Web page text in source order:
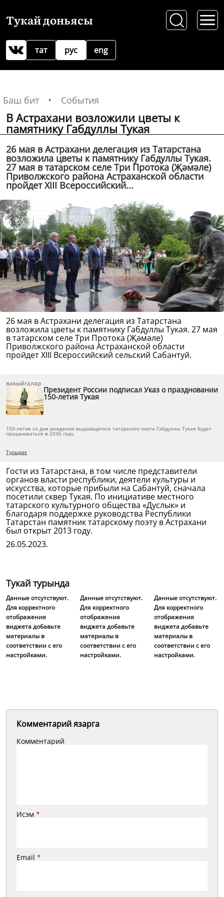
Тукай доньясы
рус
тат eng
Баш бит События
В Астрахани возложили цветы к
памятнику Габдуллы Тукая
26 мая в Астрахани делегация из Татарстана
возложила цветы к памятнику Габдуллы Тукая.
27 мая в татарском селе Три Протока (Җәмәле)
Приволжского района Астраханской области
пройдет XIII Всероссийский...
26 мая в Астрахани делегация из Татарстана
возложила цветы к памятнику Габдуллы Тукая. 27 мая
в татарском селе Три Протока (Җәмәле)
Приволжского района Астраханской области
пройдет XIII Всероссийский сельский Сабантуй.
вакыйгалар
Президент России подписал Указ о праздновании
150-летия Тукая
150-летие со дня рождения выдающегося татарского поэта Габдуллы Тукая будет
праздноваться в 2036 году.
Тулырак
Гости из Татарстана, в том числе представители
органов власти республики, деятели культуры и
искусства, которые прибыли на Сабантуй, сначала
посетили сквер Тукая. По инициативе местного
татарского культурного общества «Дуслык» и
благодаря поддержке руководства Республики
Татарстан памятник татарскому поэту в Астрахани
был открыт 2013 году.
26.05.2023.
Тукай турында
Данные отсутствуют.
Для корректного
отображения
виджета добавьте
материалы в
соответствии с его
настройками.
Данные отсутствуют.
Для корректного
отображения
виджета добавьте
материалы в
соответствии с его
настройками.
Данные отсутствуют.
Для корректного
отображения
виджета добавьте
материалы в
соответствии с его
настройками.
Комментарий язарга
Комментарий
Исэм *
Email *